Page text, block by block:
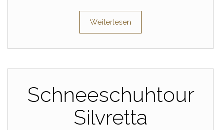
Weiterlesen
Schneeschuhtour
Silvretta